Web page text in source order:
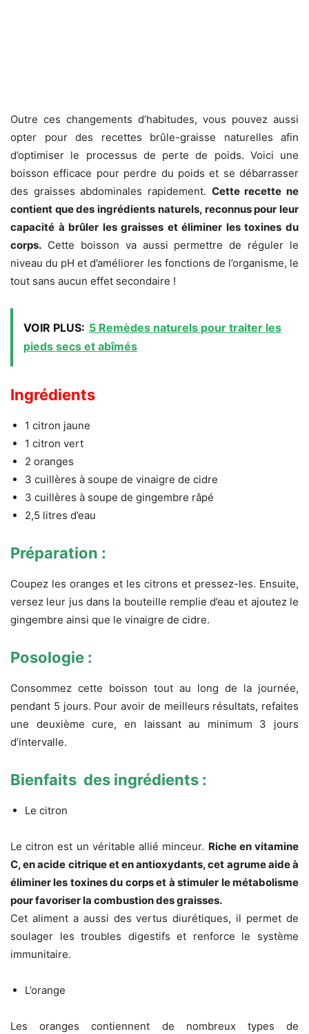
Outre ces changements d’habitudes, vous pouvez aussi
opter pour des recettes brûle-graisse naturelles afin
d’optimiser le processus de perte de poids. Voici une
boisson efficace pour perdre du poids et se débarrasser
des graisses abdominales rapidement. Cette recette ne
contient que des ingrédients naturels, reconnus pour leur
capacité à brûler les graisses et éliminer les toxines du
corps. Cette boisson va aussi permettre de réguler le
niveau du pH et d’améliorer les fonctions de l’organisme, le
tout sans aucun effet secondaire !
VOIR PLUS: 5 Remèdes naturels pour traiter les
pieds secs et abîmés
Ingrédients
1 citron jaune
1 citron vert
2 oranges
3 cuillères à soupe de vinaigre de cidre
3 cuillères à soupe de gingembre râpé
2,5 litres d’eau
Préparation :
Coupez les oranges et les citrons et pressez-les. Ensuite,
versez leur jus dans la bouteille remplie d’eau et ajoutez le
gingembre ainsi que le vinaigre de cidre.
Posologie :
Consommez cette boisson tout au long de la journée,
pendant 5 jours. Pour avoir de meilleurs résultats, refaites
une deuxième cure, en laissant au minimum 3 jours
d’intervalle.
Bienfaits des ingrédients :
Le citron
Le citron est un véritable allié minceur. Riche en vitamine
C, en acide citrique et en antioxydants, cet agrume aide à
éliminer les toxines du corps et à stimuler le métabolisme
pour favoriser la combustion des graisses.
Cet aliment a aussi des vertus diurétiques, il permet de
soulager les troubles digestifs et renforce le système
immunitaire.
L’orange
Les oranges contiennent de nombreux types de